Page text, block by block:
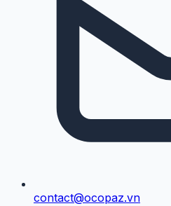
contact@ocopaz.vn